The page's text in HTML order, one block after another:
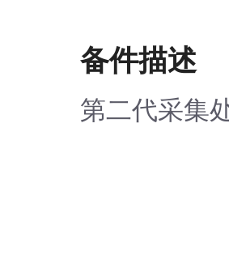
备件描述
第二代采集